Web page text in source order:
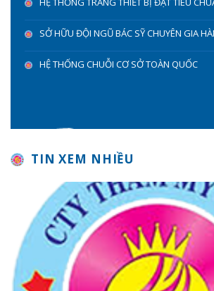
SỞ HỮU ĐỘI NGŨ BÁC SỸ CHUYÊN GIA
HỆ THỐNG CHUỖI CƠ SỞ TOÀN QUỐC
TIN XEM NHIỀU